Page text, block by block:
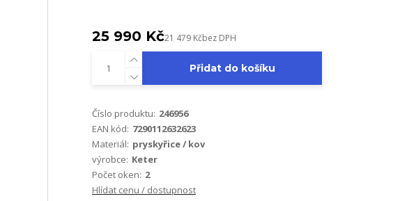
25 990 Kč21 479 Kčbez DPH
Přidat do košíku
Číslo produktu: 246956
EAN kód: 7290112632623
Materiál: pryskyřice / kov
výrobce: Keter
Počet oken: 2
Hlídat cenu / dostupnost